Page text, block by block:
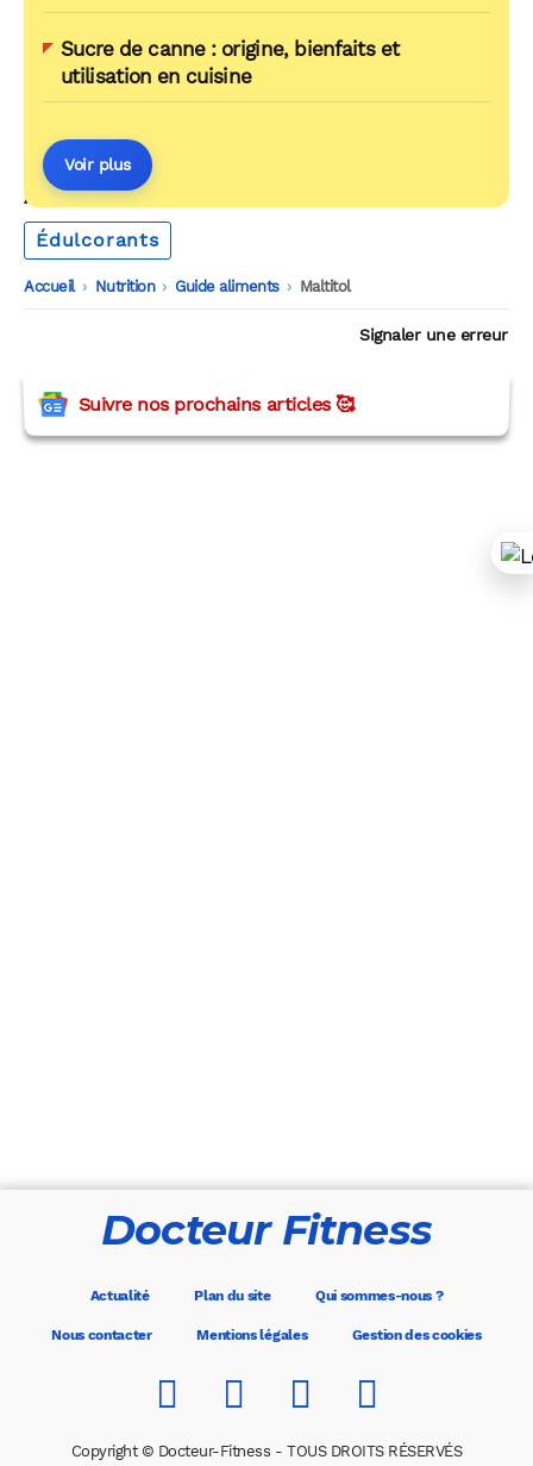
Sucre de canne : origine, bienfaits et
utilisation en cuisine
Voir plus
AUTOUR DU MÊME THÈME
Édulcorants
Accueil -
Nutrition -
Guide aliments -
Maltitol
Signaler une erreur
Suivre nos prochains articles 🥰
Docteur Fitness
Actualité Plan du site Qui sommes-nous ?
Nous contacter Mentions légales Gestion des cookies
Copyright © Docteur-Fitness - TOUS DROITS RÉSERVÉS